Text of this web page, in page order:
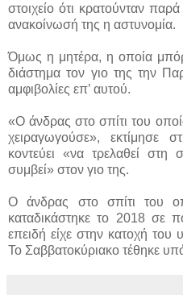
στοιχείο ότι κρατούνταν
ανακοίνωσή της η αστυνομία.
Όμως η μητέρα, η οποία
διάστημα τον γιο της την
αμφιβολίες επ’ αυτού.
«Ο άνδρας στο σπίτι του
χειραγωγούσε», εκτίμησε
κοντεύει «να τρελαθεί στη
συμβεί» στον γιο της.
Ο άνδρας στο σπίτι του
καταδικάστηκε το 2018 σε
επειδή είχε στην κατοχή του
Το Σαββατοκύριακο τέθηκε